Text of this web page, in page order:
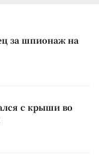
за шпионаж на
с крыши во